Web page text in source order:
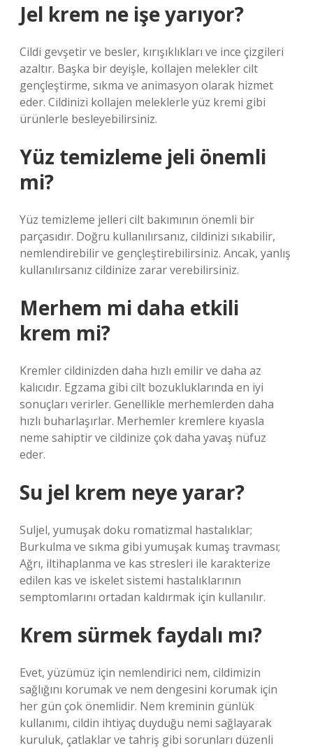
Jel krem ne işe yarıyor?
Cildi gevşetir ve besler, kırışıklıkları ve ince çizgileri
azaltır. Başka bir deyişle, kollajen melekler cilt
gençleştirme, sıkma ve animasyon olarak hizmet
eder. Cildinizi kollajen meleklerle yüz kremi gibi
ürünlerle besleyebilirsiniz.
Yüz temizleme jeli önemli
mi?
Yüz temizleme jelleri cilt bakımının önemli bir
parçasıdır. Doğru kullanılırsanız, cildinizi sıkabilir,
nemlendirebilir ve gençleştirebilirsiniz. Ancak, yanlış
kullanılırsanız cildinize zarar verebilirsiniz.
Merhem mi daha etkili
krem mi?
Kremler cildinizden daha hızlı emilir ve daha az
kalıcıdır. Egzama gibi cilt bozukluklarında en iyi
sonuçları verirler. Genellikle merhemlerden daha
hızlı buharlaşırlar. Merhemler kremlere kıyasla
neme sahiptir ve cildinize çok daha yavaş nüfuz
eder.
Su jel krem neye yarar?
Suljel, yumuşak doku romatizmal hastalıklar;
Burkulma ve sıkma gibi yumuşak kumaş travması;
Ağrı, iltihaplanma ve kas stresleri ile karakterize
edilen kas ve iskelet sistemi hastalıklarının
semptomlarını ortadan kaldırmak için kullanılır.
Krem sürmek faydalı mı?
Evet, yüzümüz için nemlendirici nem, cildimizin
sağlığını korumak ve nem dengesini korumak için
her gün çok önemlidir. Nem kreminin günlük
kullanımı, cildin ihtiyaç duyduğu nemi sağlayarak
kuruluk, çatlaklar ve tahriş gibi sorunları düzenli